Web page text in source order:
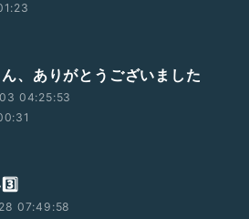
、ありがとうございました
04:25:53
07:49:58